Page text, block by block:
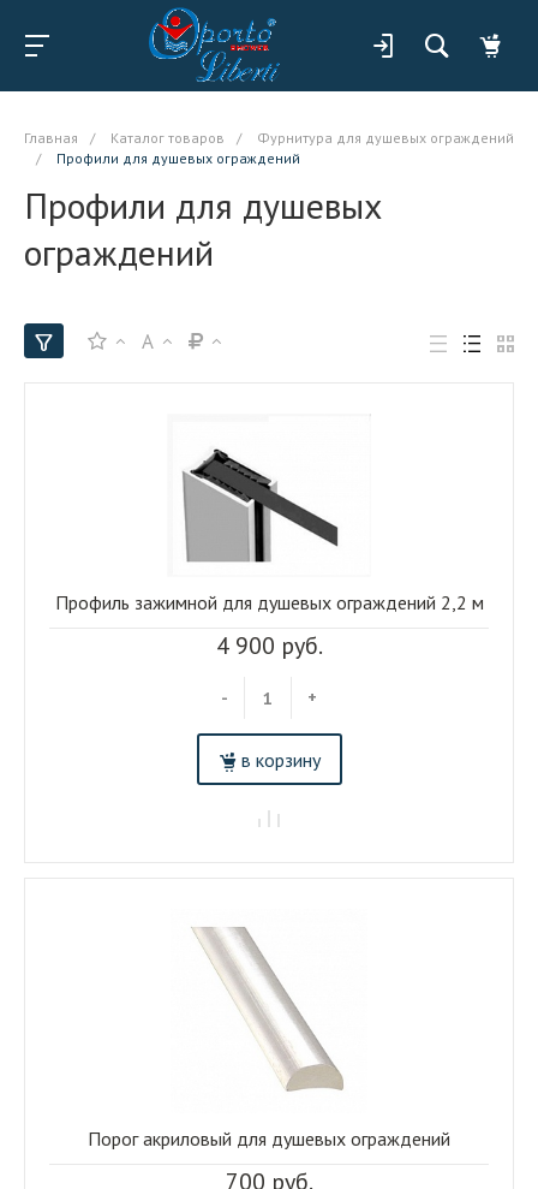
Главная / Каталог товаров /
Фурнитура для душевых ограждений
/
Профили для душевых ограждений
Профили для душевых
ограждений
A
4 900 руб.
- +
в корзину
Профиль зажимной для душевых ограждений 2,2 м
700 руб.
Порог акриловый для душевых ограждений